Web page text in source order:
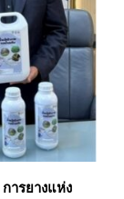
การยางแห่ง